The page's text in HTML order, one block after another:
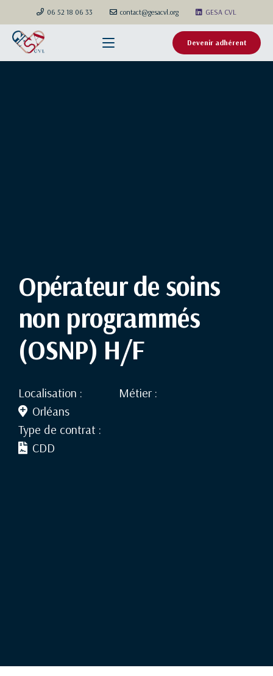
06 52 18 06 33 contact@gesacvl.org GESA CVL
Devenir adhérent
Opérateur de soins
non programmés
(OSNP) H/F
Localisation :
Orléans
Métier :
Type de contrat :
CDD